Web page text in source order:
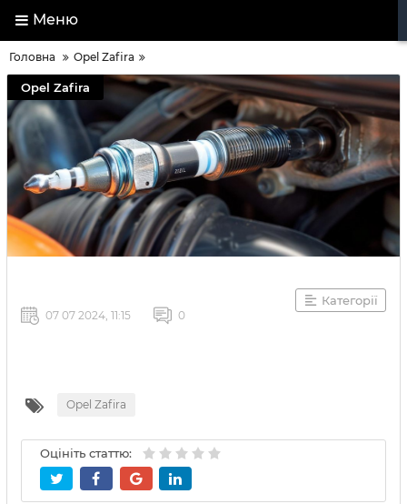
Меню
Головна Opel Zafira
Opel Zafira
Категорії
07 07 2024, 11:15 0
Opel Zafira
Оцініть статтю: